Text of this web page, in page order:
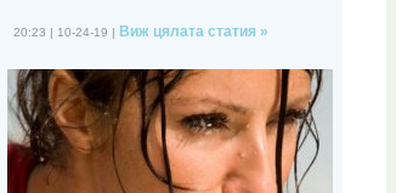
20:23 | 10-24-19 | Виж цялата статия »